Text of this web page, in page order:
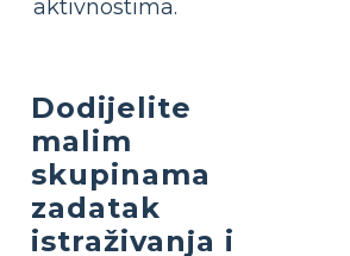
aktivnostima.
Dodijelite
malim
skupinama
zadatak
istraživanja i